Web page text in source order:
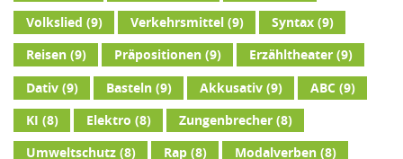
Volkslied (9) Verkehrsmittel (9) Syntax(9)
Reisen(9) Präpositionen(9) Erzähltheater(9)
Dativ(9) Basteln(9) Akkusativ(9) ABC (9)
KI (8) Elektro (8) Zungenbrecher(8)
Umweltschutz(8) Rap(8) Modalverben(8)